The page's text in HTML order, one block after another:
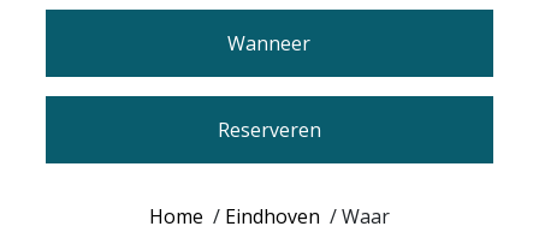
Wanneer
Reserveren
Home / Eindhoven /Waar